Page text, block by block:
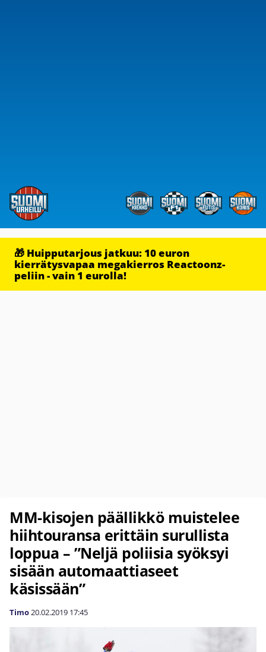
🎁 Huipputarjous jatkuu: 10 euron
kierrätysvapaa megakierros Reactoonz-
peliin - vain 1 eurolla!
MM-kisojen päällikkö muistelee
hiihtouransa erittäin surullista
loppua – ”Neljä poliisia syöksyi
sisään automaattiaseet
käsissään”
Timo20.02.2019 17:45